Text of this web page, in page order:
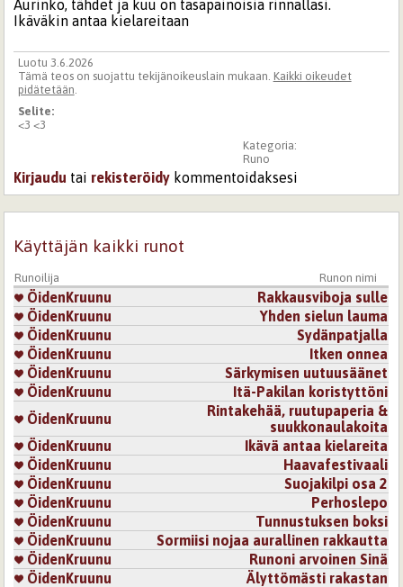
Aurinko, tähdet ja kuu on tasapainoisia rinnallasi.
Ikäväkin antaa kielareitaan
Luotu 3.6.2026
Tämä teos on suojattu tekijänoikeuslain mukaan. Kaikki oikeudet
pidätetään.
Selite:
<3 <3
Kategoria:
Runo
Kirjaudu tai rekisteröidy kommentoidaksesi
Käyttäjän kaikki runot
Runoilija Runon nimi
ÖidenKruunu
Rakkausviboja sulle
ÖidenKruunu
Yhden sielun lauma
ÖidenKruunu
Sydänpatjalla
ÖidenKruunu
Itken onnea
ÖidenKruunu
Särkymisen uutuusäänet
ÖidenKruunu
Itä-Pakilan koristyttöni
ÖidenKruunu
Rintakehää, ruutupaperia &
suukkonaulakoita
ÖidenKruunu
Ikävä antaa kielareita
ÖidenKruunu
Haavafestivaali
ÖidenKruunu
Suojakilpi osa 2
ÖidenKruunu
Perhoslepo
ÖidenKruunu
Tunnustuksen boksi
ÖidenKruunu
Sormiisi nojaa aurallinen rakkautta
ÖidenKruunu
Runoni arvoinen Sinä
ÖidenKruunu
Älyttömästi rakastan